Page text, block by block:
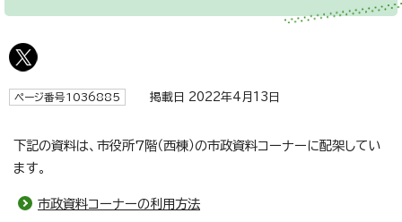
ページ番号1036885 掲載日 2022年4月13日
下記の資料は、市役所7階（西棟）の市政資料コーナーに配架してい
ます。
市政資料コーナーの利用方法